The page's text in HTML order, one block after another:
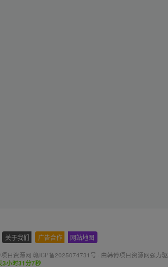
关于我们 广告合作 网站地图
项目资源网 赣ICP备2025074731号 · 由韩傅项目资源网强力驱
3小时31分8秒